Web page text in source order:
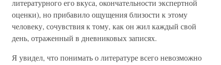
литературного его вкуса, окончательности экспертной
оценки), но прибавило ощущения близости к этому
человеку, сочувствия к тому, как он жил каждый свой
день, отраженный в дневниковых записях.
Я увидел, что понимать о литературе всего невозможно